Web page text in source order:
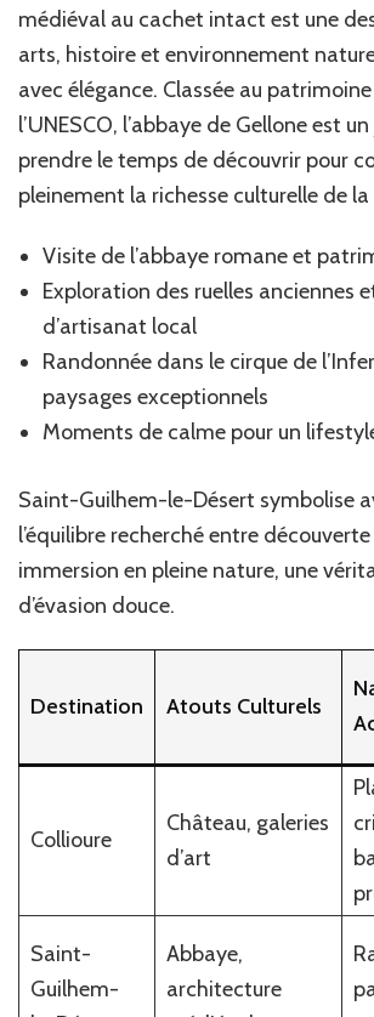
médiéval au cachet intact est une
arts, histoire et environnement
avec élégance. Classée au
l’UNESCO, l’abbaye de Gellone est
prendre le temps de découvrir pour
pleinement la richesse culturelle de la
Visite de l’abbaye romane et
Exploration des ruelles anciennes
d’artisanat local
Randonnée dans le cirque de
paysages exceptionnels
Moments de calme pour un
Saint-Guilhem-le-Désert symbolise
l’équilibre recherché entre
immersion en pleine nature, une
d’évasion douce.
Destination Atouts Culturels
Collioure
Château, galeries
d’art
Saint-
Guilhem-
Abbaye,
architecture